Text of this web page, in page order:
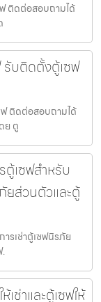
ติดต่อสอบถามได้
รับติดตั้งตู้เซฟ
ติดต่อสอบถามได้
ย ตู
เซฟสำหรับ
ยส่วนตัวและตู้
รเช่าตู้เซฟนิรภัย
.
ช่าและตู้เซฟให้